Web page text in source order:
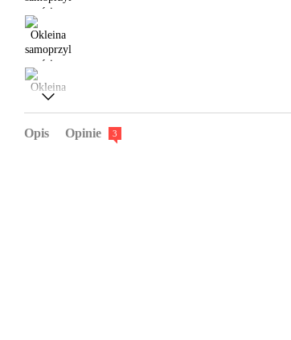
Opis Opinie 3